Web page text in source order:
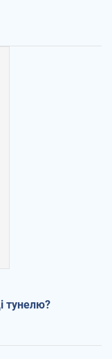
тунелю?